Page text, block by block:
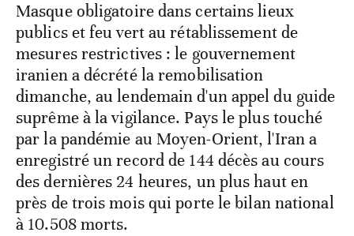
Masque obligatoire dans certains lieux
publics et feu vert au rétablissement de
mesures restrictives : le gouvernement
iranien a décrété la remobilisation
dimanche, au lendemain d'un appel du guide
suprême à la vigilance. Pays le plus touché
par la pandémie au Moyen-Orient, l'Iran a
enregistré un record de 144 décès au cours
des dernières 24 heures, un plus haut en
près de trois mois qui porte le bilan national
à 10.508 morts.